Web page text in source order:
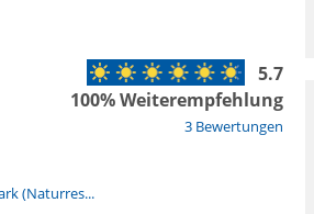
3 Bewertungen
5.7
100% Weiterempfehlung
(Naturres...